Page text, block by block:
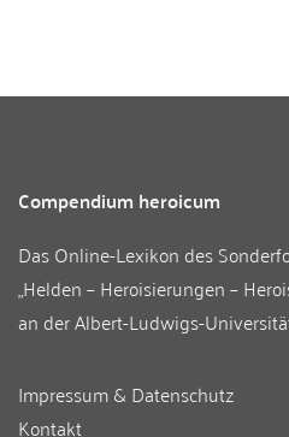
Compendium heroicum
Das Online-Lexikon des
„Helden – Heroisierungen –
an derAlbert-Ludwigs-
Impressum & Datenschutz
Kontakt